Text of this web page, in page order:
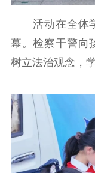
精品生产
文化交流
紫金文化艺术节
文明创建
活动在全体学
幕。检察干警向
树立法治观念，